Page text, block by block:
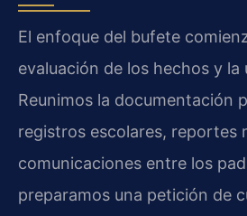
El enfoque del bufete
evaluación de los hechos y la
Reunimos la documentación
registros escolares, reportes
comunicaciones entre los
preparamos una petición de